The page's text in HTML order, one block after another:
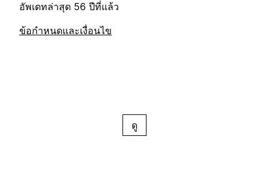
อัพเดทล่าสุด 56 ปีที่แล้ว
ข้อกำหนดและเงื่อนไข
ดู